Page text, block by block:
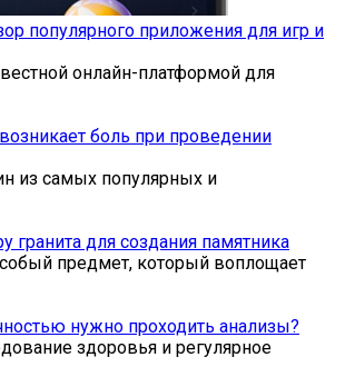
популярного приложения для игр и
онлайн-платформой для
боль при проведении
из самых популярных и
гранита для создания памятника
предмет, который воплощает
нужно проходить анализы?
здоровья и регулярное